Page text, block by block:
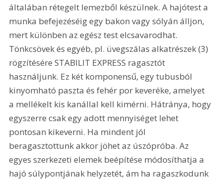
általában rétegelt lemezből készülnek. A hajótest a
munka befejezéséig egy bakon vagy sólyán álljon,
mert különben az egész test elcsavarodhat.
Tönkcsövek és egyéb, pl. üvegszálas alkatrészek (3)
rögzítésére STABILIT EXPRESS ragasztót
használjunk. Ez két komponensű, egy tubusból
kinyomható paszta és fehér por keveréke, amelyet
a mellékelt kis kanállal kell kimérni. Hátránya, hogy
egyszerre csak egy adott mennyiséget lehet
pontosan kikeverni. Ha mindent jól
beragasztottunk akkor jöhet az úszópróba. Az
egyes szerkezeti elemek beépítése módosíthatja a
hajó súlypontjának helyzetét, ám ha ragaszkodunk